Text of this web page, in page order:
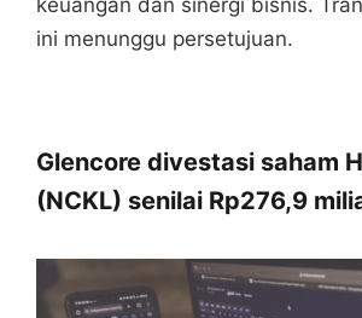
ini menunggu persetujuan.
Glencore divestasi saham
(NCKL) senilai Rp276,9